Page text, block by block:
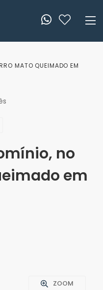
MATO QUEIMADO EM
no
em
ZOOM